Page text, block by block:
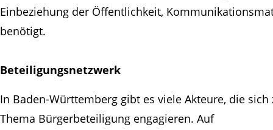
Einbeziehung der Öffentlichkeit,
benötigt.
Beteiligungsnetzwerk
In Baden-Württemberg gibt es viele Akteure, die sich
Thema Bürgerbeteiligung engagieren. Auf